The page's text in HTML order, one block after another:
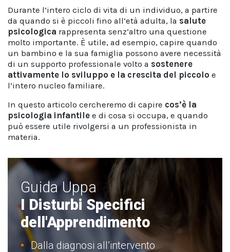
Durante l’intero ciclo di vita di un individuo, a partire
da quando si è piccoli fino all’età adulta, la salute
psicologica rappresenta senz’altro una questione
molto importante. È utile, ad esempio, capire quando
un bambino e la sua famiglia possono avere necessità
di un supporto professionale volto a sostenere
attivamente lo sviluppo e la crescita del piccolo e
l’intero nucleo familiare.
In questo articolo cercheremo di capire cos’è la
psicologia infantile e di cosa si occupa, e quando
può essere utile rivolgersi a un professionista in
materia.
Guida Uppa
I Disturbi Specifici
dell'Apprendimento
Dalla diagnosi all’intervento